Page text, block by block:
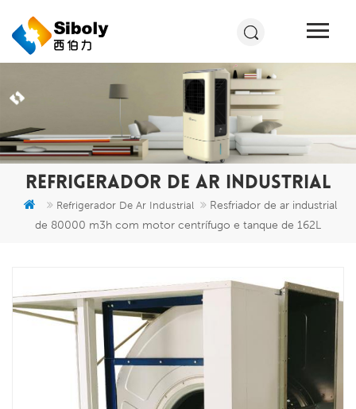
REFRIGERADOR DE AR INDUSTRIAL
Refrigerador De Ar Industrial
Resfriador de ar industrial
de 80000 m3h com motor centrífugo e tanque de 162L